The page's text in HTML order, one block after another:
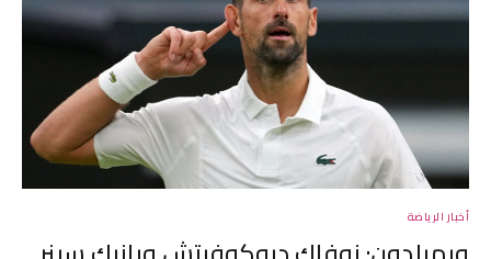
أخبار الرياضة